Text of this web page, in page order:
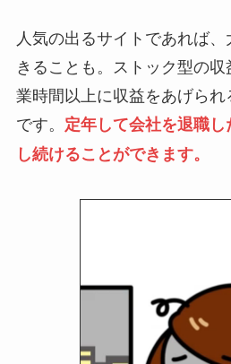
人気の出るサイトであれば
きることも。ストック型の
業時間以上に収益をあげら
です。 定年して会社を退職
し続けることができます。